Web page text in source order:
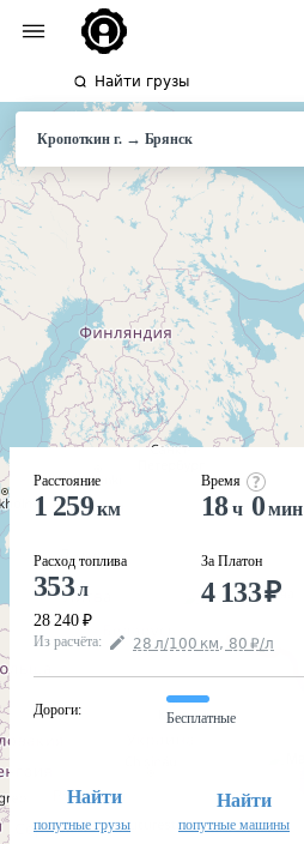
Найти грузы
Кропоткин г.→ Брянск
Расстояние
1 259км
Расход топлива
353л
28 240 ₽
Время
18ч 0мин
За Платон
4 133₽
Из расчёта: 28 л/100 км, 80 ₽/л
Дороги:
Бесплатные
Найти
попутные грузы
Найти
попутные машины